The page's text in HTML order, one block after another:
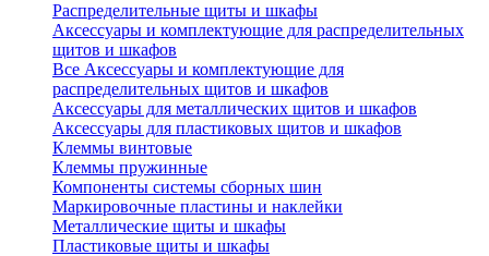
Распределительные щиты и шкафы
Аксессуары и комплектующие для распределительных
щитов и шкафов
Все Аксессуары и комплектующие для
распределительных щитов и шкафов
Аксессуары для металлических щитов и шкафов
Аксессуары для пластиковых щитов и шкафов
Клеммы винтовые
Клеммы пружинные
Компоненты системы сборных шин
Маркировочные пластины и наклейки
Металлические щиты и шкафы
Пластиковые щиты и шкафы